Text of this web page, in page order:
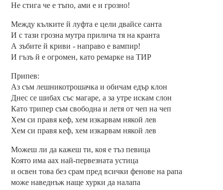
Не стига че е тъпо, ами е и грозно!
Между кълките й луфта е цели двайсе санта
И с тази грозна мутра прилича тя на кранта
А зъбите й криви - направо е вампир!
И гъзъ й е огромен, като ремарке на ТИР
Припев:
Аз съм лешникотрошачка и обичам едър клон
Днес се шибах със магаре, а за утре искам слон
Като трипер съм свободна и летя от чеп на чеп
Хем си правя кеф, хем изкарвам някой лев
Хем си правя кеф, хем изкарвам някой лев
Можеш ли да кажеш ти, коя е тъз певица
Която има аах най-первезната устица
и освен това без срам пред всички фенове на рапа
може наведнъж наще хурки да налапа